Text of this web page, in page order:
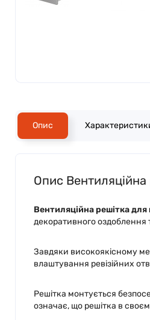
Опис
Опис Вентиляційна
Вентиляційна решітка для
декоративного оздоблення
Завдяки високоякісному
влаштування ревізійних
Решітка монтується
означає, що решітка в